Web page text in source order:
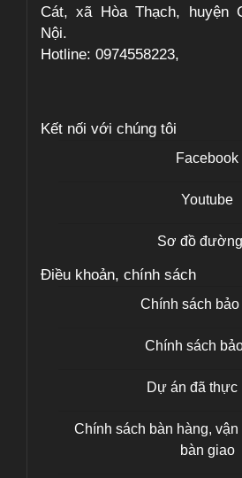
Cát, xã Hòa Thạch, huyện
Nội.
Hotline: 0974558223,
Kết nối với chúng tôi
Facebook
Youtube
Sơ đồ
Điều khoản, chính sách
Chính sách bảo
Chính sách
Dự án đã thực
Chính sách bàn hàng, vận
bàn giao